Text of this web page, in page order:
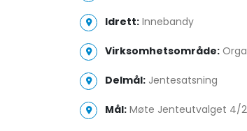
Idrett: Innebandy
Virksomhetsområde:
Delmål: Jentesatsning
Mål: Møte Jenteutvalget 4/